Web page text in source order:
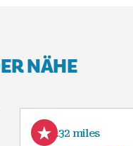
NÄHE
1.32 miles